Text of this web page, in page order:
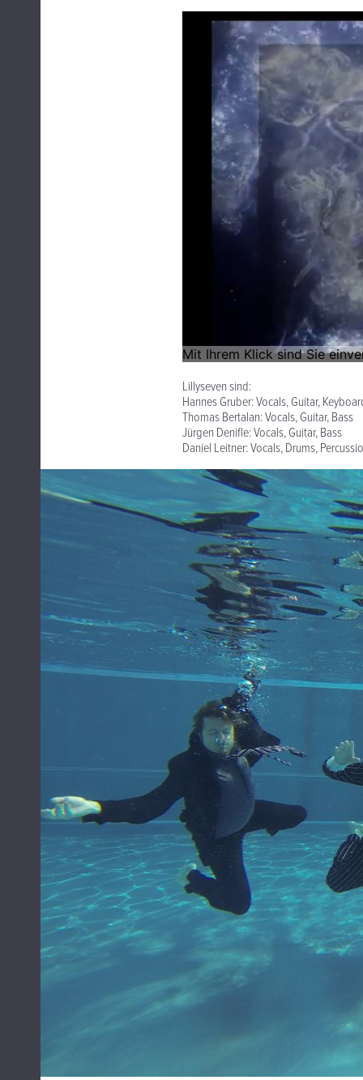
Lillyseven sind:
Hannes Gruber: Vocals, Guitar,
Thomas Bertalan: Vocals, Guitar, Bass
Jürgen Denifle: Vocals, Guitar, Bass
Daniel Leitner: Vocals, Drums,